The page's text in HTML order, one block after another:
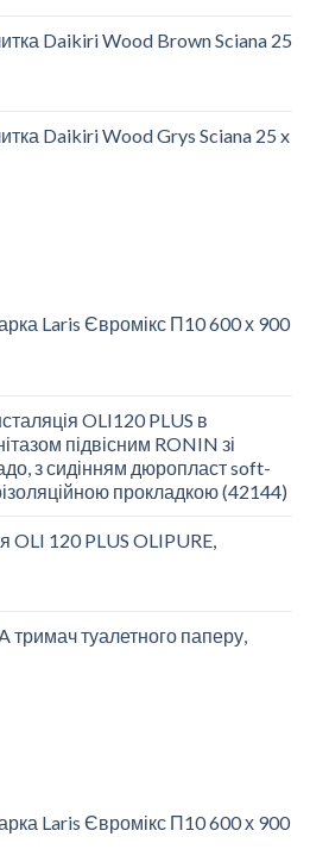
Daikiri Wood Brown Sciana 25
Daikiri Wood Grys Sciana 25 x
Laris Євромікс П10 600 х 900
OLI120 PLUS в
підвісним RONIN зі
з сидінням дюропласт soft-
прокладкою (42144)
OLI 120 PLUS OLIPURE,
тримач туалетного паперу,
Laris Євромікс П10 600 х 900